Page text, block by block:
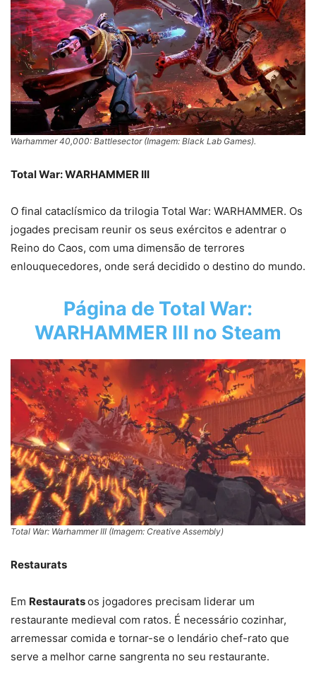
Warhammer 40,000: Battlesector (Imagem: Black Lab Games).
Total War: WARHAMMER III
O final cataclísmico da trilogia Total War: WARHAMMER. Os
jogades precisam reunir os seus exércitos e adentrar o
Reino do Caos, com uma dimensão de terrores
enlouquecedores, onde será decidido o destino do mundo.
Página de Total War:
WARHAMMER III no Steam
Total War: Warhammer III (Imagem: Creative Assembly)
Restaurats
Em Restauratsos jogadores precisam liderar um
restaurante medieval com ratos. É necessário cozinhar,
arremessar comida e tornar-se o lendário chef-rato que
serve a melhor carne sangrenta no seu restaurante.